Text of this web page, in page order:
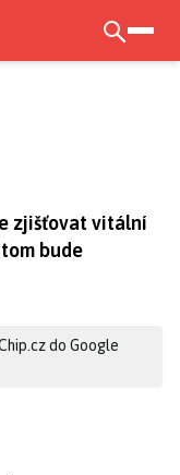
zjišťovat vitální
bude
do Google